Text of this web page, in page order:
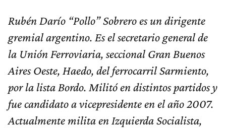
Rubén Darío “Pollo” Sobrero es un dirigente
gremial argentino. Es el secretario general de
la Unión Ferroviaria, seccional Gran Buenos
Aires Oeste, Haedo, del ferrocarril Sarmiento,
por la lista Bordo. Militó en distintos partidos y
fue candidato a vicepresidente en el año 2007.
Actualmente milita en Izquierda Socialista,